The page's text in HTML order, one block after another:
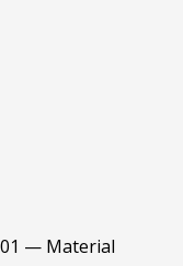
01 — Material